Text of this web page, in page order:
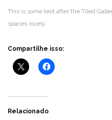
This is some text after the Tiled
spaces nicely.
Compartilhe isso:
Relacionado